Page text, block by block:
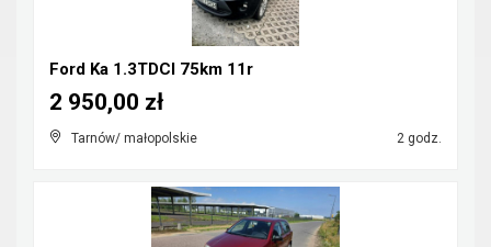
Ford Ka 1.3TDCI 75km 11r
Tarnów/ małopolskie 2 godz.
2 950,00 zł